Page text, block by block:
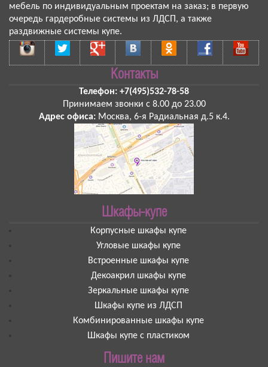
мебель по индивидуальным проектам на заказ; в первую
очередь гардеробные системы из ЛДСП, а также
раздвижные системы купе.
Контакты
Телефон: +7(495)532-78-58
Принимаем звонки с 8.00 до 23.00
Адрес офиса: Москва, 6-я Радиальная д.5 к.4.
Шкафы-купе
Корпусные шкафы купе
Угловые шкафы купе
Встроенные шкафы купе
Декоакрил шкафы купе
Зеркальные шкафы купе
Шкафы купе из ЛДСП
Комбинированные шкафы купе
Шкафы купе с пластиком
Пишите нам